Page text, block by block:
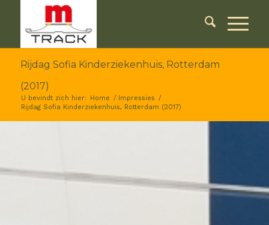
Rijdag Sofia Kinderziekenhuis, Rotterdam
(2017)
U bevindt zich hier: Home / Impressies /
Rijdag Sofia Kinderziekenhuis, Rotterdam (2017)